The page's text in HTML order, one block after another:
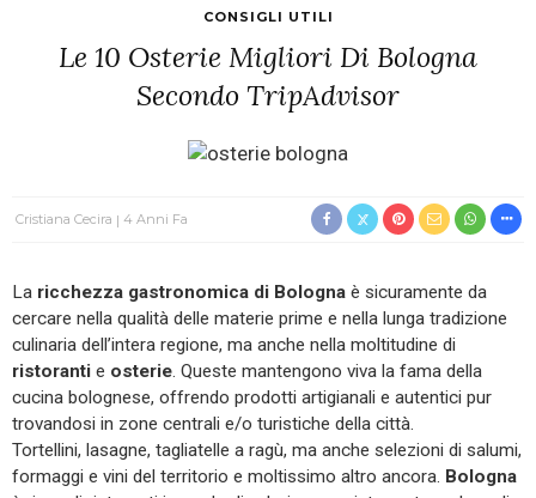
CONSIGLI UTILI
Le 10 Osterie Migliori Di Bologna
Secondo TripAdvisor
Cristiana Cecira 4 Anni Fa
La ricchezza gastronomica di Bologna è sicuramente da
cercare nella qualità delle materie prime e nella lunga tradizione
culinaria dell’intera regione, ma anche nella moltitudine di
ristoranti e osterie. Queste mantengono viva la fama della
cucina bolognese, offrendo prodotti artigianali e autentici pur
trovandosi in zone centrali e/o turistiche della città.
Tortellini, lasagne, tagliatelle a ragù, ma anche selezioni di salumi,
formaggi e vini del territorio e moltissimo altro ancora. Bologna